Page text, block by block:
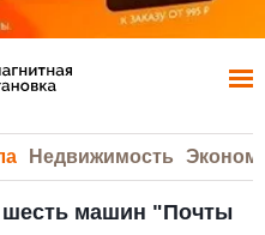
Недвижимость
шесть машин "Почты